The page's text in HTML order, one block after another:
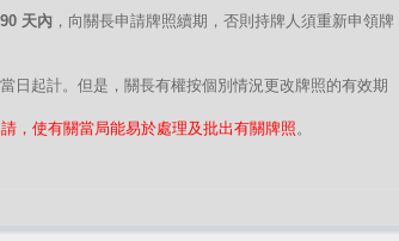
天內 ，向關長申請牌照續期，否則持牌人須重新申領牌
日起計。但是，關長有權按個別情況更改牌照的有效期
，使有關當局能易於處理及批出有關牌照。